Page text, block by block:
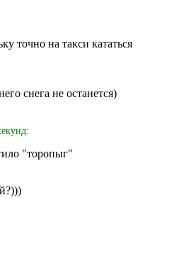
точно на такси кататься
снега не останется)
"торопыг"